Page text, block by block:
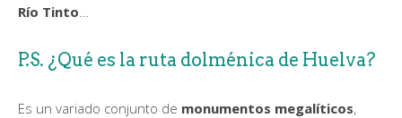
Río Tinto
P.S. ¿Qué es la ruta dolménica de Huelva?
Es un variado conjunto de monumentos megalíticos,